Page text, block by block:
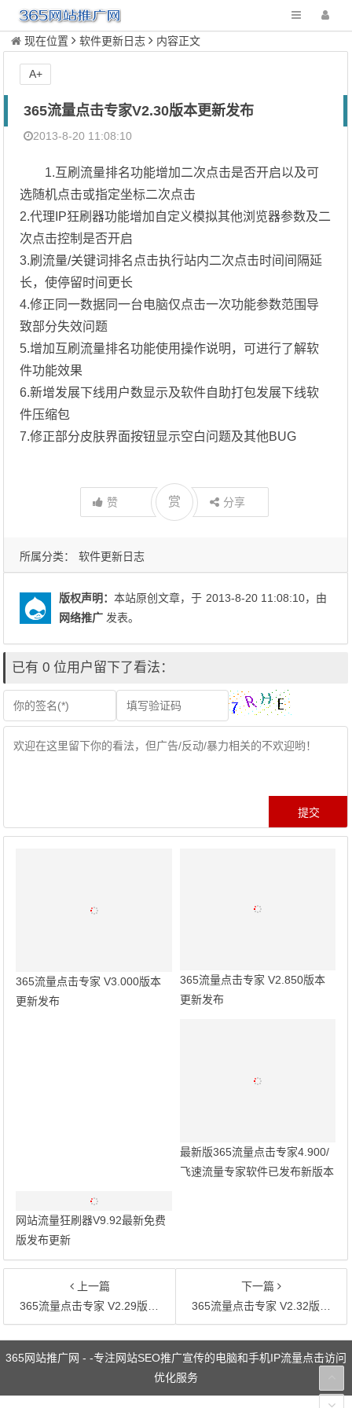
现在位置 软件更新日志 内容正文
365流量点击专家V2.30版本更新发布
2013-8-20 11:08:10
1.互刷流量排名功能增加二次点击是否开启以及可
选随机点击或指定坐标二次点击
2.代理IP狂刷器功能增加自定义模拟其他浏览器参数及二
次点击控制是否开启
3.刷流量/关键词排名点击执行站内二次点击时间间隔延
长，使停留时间更长
4.修正同一数据同一台电脑仅点击一次功能参数范围导
致部分失效问题
5.增加互刷流量排名功能使用操作说明，可进行了解软
件功能效果
6.新增发展下线用户数显示及软件自助打包发展下线软
件压缩包
7.修正部分皮肤界面按钮显示空白问题及其他BUG
赞 赏 分享
A+
所属分类： 软件更新日志
版权声明：本站原创文章，于 2013-8-20 11:08:10，由
网络推广 发表。
已有 0 位用户留下了看法：
365流量点击专家 V3.000版本
更新发布
365流量点击专家 V2.850版本
更新发布
最新版365流量点击专家4.900/
飞速流量专家软件已发布新版本
网站流量狂刷器V9.92最新免费
版发布更新
上一篇
365流量点击专家 V2.29版本更新发布
下一篇
365流量点击专家 V2.32版本更新发布
文章导航
365网站推广网 - -专注网站SEO推广宣传的电脑和手机IP流量点击访问
优化服务